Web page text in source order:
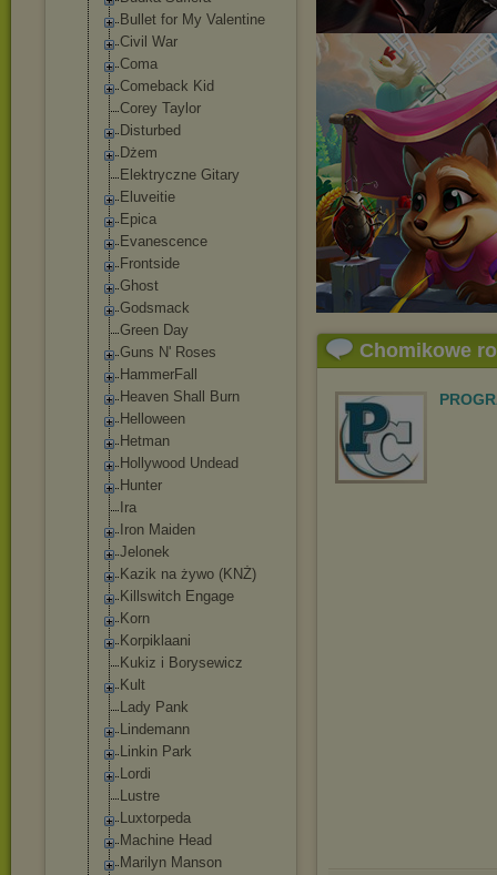
Bullet for My Valentine
Civil War
Coma
Comeback Kid
Corey Taylor
Disturbed
Dżem
Elektryczne Gitary
Eluveitie
Epica
Evanescence
Frontside
Ghost
Godsmack
Green Day
Guns N' Roses
HammerFall
Heaven Shall Burn
Helloween
Hetman
Hollywood Undead
Hunter
Ira
Iron Maiden
Jelonek
Kazik na żywo (KNŻ)
Killswitch Engage
Korn
Korpiklaani
Kukiz i Borysewicz
Kult
Lady Pank
Lindemann
Linkin Park
Lordi
Lustre
Luxtorpeda
Machine Head
Marilyn Manson
Chomikowe